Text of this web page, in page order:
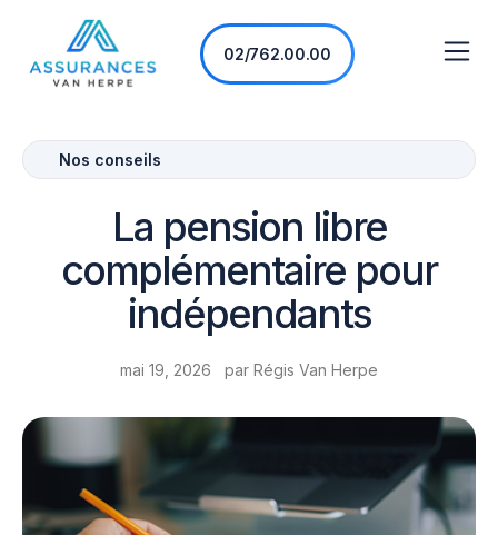
02/762.00.00
Nos conseils
La pension libre
complémentaire pour
indépendants
mai 19, 2026 par Régis Van Herpe